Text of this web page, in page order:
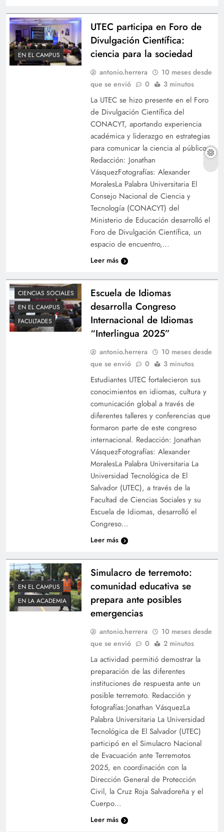
EN EL CAMPUS
UTEC participa en Foro de
Divulgación Científica:
ciencia para la sociedad
antonio.herrera
10 meses desde
que se envió
0 3 minutos
La UTEC se hizo presente en el Foro
de Divulgación Científica del
CONACYT, aportando experiencia
académica y liderazgo en estrategias
para comunicar la ciencia al público.
Redacción: Jonathan
VásquezFotografías: Alexander
MoralesLa Palabra Universitaria El
Consejo Nacional de Ciencia y
Tecnología (CONACYT) del
Ministerio de Educación desarrolló el
Foro de Divulgación Científica, un
espacio de encuentro,…
Leer más
CIENCIAS SOCIALES
EN EL CAMPUS
FACULTADES
Escuela de Idiomas
desarrolla Congreso
Internacional de Idiomas
“Interlingua 2025”
antonio.herrera
10 meses desde
que se envió
0 3 minutos
Estudiantes UTEC fortalecieron sus
conocimientos en idiomas, cultura y
comunicación global a través de
diferentes talleres y conferencias que
formaron parte de este congreso
internacional. Redacción: Jonathan
VásquezFotografías: Alexander
MoralesLa Palabra Universitaria La
Universidad Tecnológica de El
Salvador (UTEC), a través de la
Facultad de Ciencias Sociales y su
Escuela de Idiomas, desarrolló el
Congreso…
Leer más
EN EL CAMPUS
EN LA ACADEMIA
Simulacro de terremoto:
comunidad educativa se
prepara ante posibles
emergencias
antonio.herrera
10 meses desde
que se envió
0 2 minutos
La actividad permitió demostrar la
preparación de las diferentes
instituciones de respuesta ante un
posible terremoto. Redacción y
fotografías:Jonathan VásquezLa
Palabra Universitaria La Universidad
Tecnológica de El Salvador (UTEC)
participó en el Simulacro Nacional
de Evacuación ante Terremotos
2025, en coordinación con la
Dirección General de Protección
Civil, la Cruz Roja Salvadoreña y el
Cuerpo…
Leer más